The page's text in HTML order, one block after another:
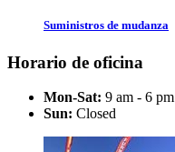
Suministros de mudanza
Horario de oficina
Mon-Sat: 9 am - 6 pm
Sun: Closed